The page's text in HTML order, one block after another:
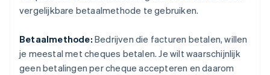
vergelijkbare betaalmethode te gebruiken.
Betaalmethode: Bedrijven die facturen betalen, willen
je meestal met cheques betalen. Je wilt waarschijnlijk
geen betalingen per cheque accepteren en daarom